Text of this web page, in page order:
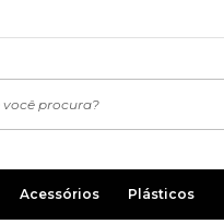
Acessórios Plásticos